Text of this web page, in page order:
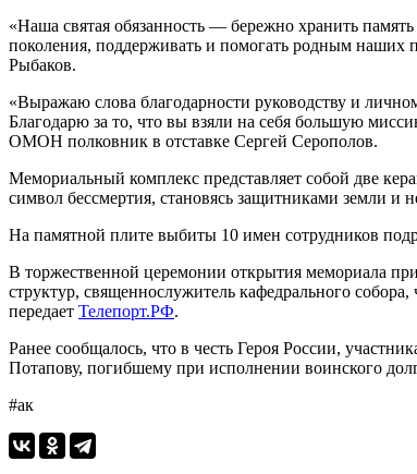
«Наша святая обязанность — бережно хранить
поколения, поддерживать и помогать родным наших
Рыбаков.
«Выражаю слова благодарности руководству и
Благодарю за то, что вы взяли на себя большую
ОМОН полковник в отставке Сергей Серополов.
Мемориальный комплекс представляет собой две
символ бессмертия, становясь защитниками земли и
На памятной плите выбиты 10 имен сотрудников
В торжественной церемонии открытия мемориала
структур, священнослужитель кафедрального
передает Телепорт.РФ.
Ранее сообщалось, что в честь Героя России,
Потапову, погибшему при исполнении воинского
#ак